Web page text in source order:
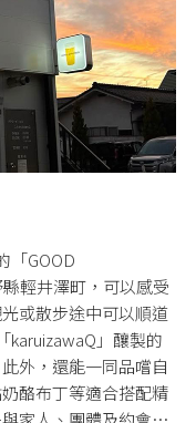
「GOOD
輕井澤町，可以感受
或散步途中可以順道
karuizawaQ」釀製的
外，還能一同品嚐自
酪布丁等適合搭配精